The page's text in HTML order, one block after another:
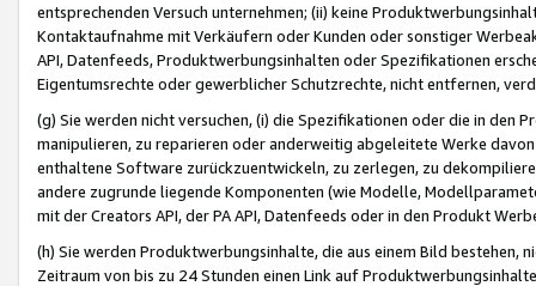
entsprechenden Versuch unternehmen; (ii) keine
Kontaktaufnahme mit Verkäufern oder Kunden oder sonstiger
API, Datenfeeds, Produktwerbungsinhalten oder Spezifikationen
Eigentumsrechte oder gewerblicher Schutzrechte, nicht entfernen,
(g) Sie werden nicht versuchen, (i) die Spezifikationen oder die in
manipulieren, zu reparieren oder anderweitig abgeleitete Werke
enthaltene Software zurückzuentwickeln, zu zerlegen, zu
andere zugrunde liegende Komponenten (wie Modelle,
mit der Creators API, der PA API, Datenfeeds oder in den Produkt
(h) Sie werden Produktwerbungsinhalte, die aus einem Bild bestehen,
Zeitraum von bis zu 24 Stunden einen Link auf